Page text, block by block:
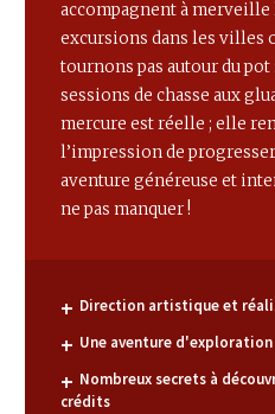
accompagnent à merveille
excursions dans les villes
tournons pas autour du
sessions de chasse aux
mercure est réelle ; elle
l’impression de
aventure généreuse et
ne pas manquer !
Direction artistique et
Une aventure
Nombreux secrets à
crédits